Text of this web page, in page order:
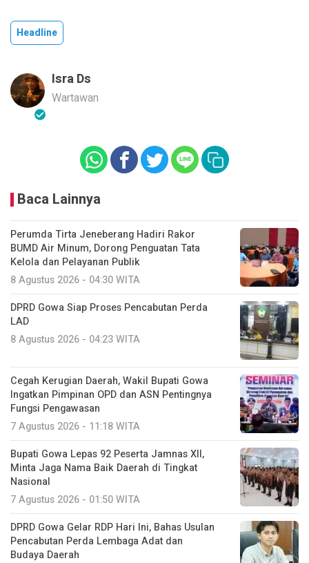
Headline
Isra Ds
Wartawan
Baca Lainnya
Perumda Tirta Jeneberang Hadiri Rakor
BUMD Air Minum, Dorong Penguatan Tata
Kelola dan Pelayanan Publik
8 Agustus 2026 - 04:30 WITA
DPRD Gowa Siap Proses Pencabutan Perda
LAD
8 Agustus 2026 - 04:23 WITA
Cegah Kerugian Daerah, Wakil Bupati Gowa
Ingatkan Pimpinan OPD dan ASN Pentingnya
Fungsi Pengawasan
7 Agustus 2026 - 11:18 WITA
Bupati Gowa Lepas 92 Peserta Jamnas XII,
Minta Jaga Nama Baik Daerah di Tingkat
Nasional
7 Agustus 2026 - 01:50 WITA
DPRD Gowa Gelar RDP Hari Ini, Bahas Usulan
Pencabutan Perda Lembaga Adat dan
Budaya Daerah